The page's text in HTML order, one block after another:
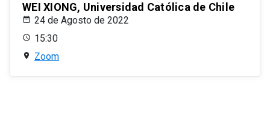
WEI XIONG, Universidad Católica de Chile
24 de Agosto de 2022
15:30
Zoom